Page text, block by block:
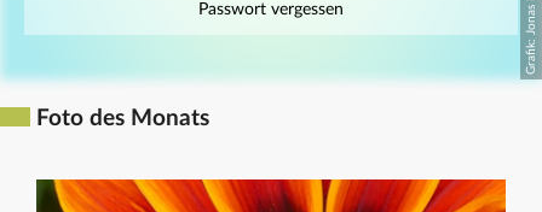
Passwort vergessen
Foto des Monats